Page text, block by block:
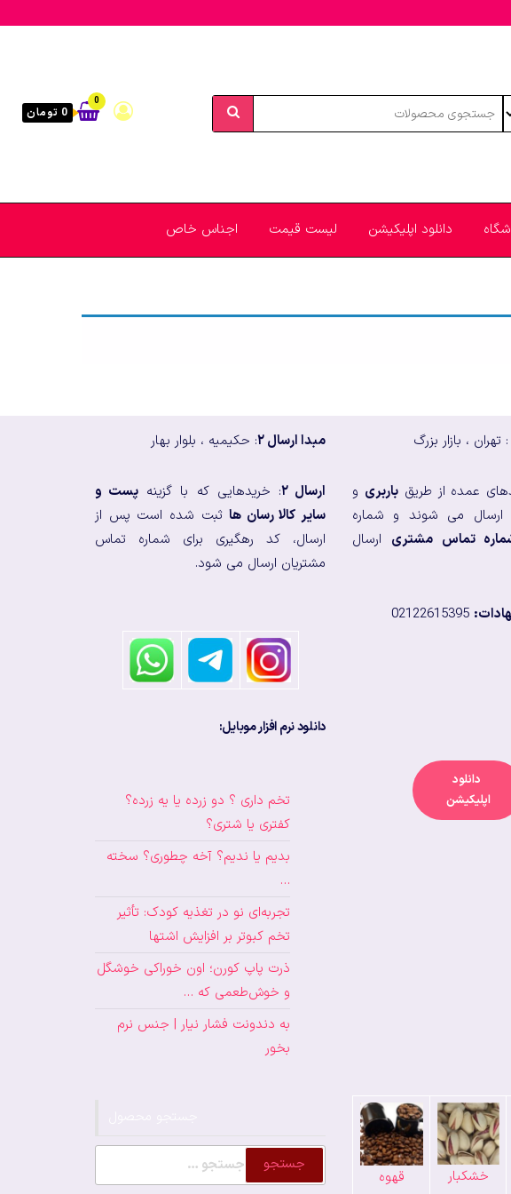
0
0 تومان
دانلود اپلیکیشن لیست قیمت اجناس خاص
: تهران ، بازار بزرگ مبدا ارسال ۲ : حکیمیه ، بلوار بهار
عمده از طریقباربری و
ارسال می شوند و شماره
تماس مشتری ارسال
ارسال ۲ : خریدهایی که با گزینه پست و
سایر کالا رسان هاثبت شده است پس از
ارسال، کد رهگیری برای شماره تماس
مشتریان ارسال می شود.
دانلود نرم افزار موبایل:
دانلود
اپلیکیشن
تخم داری ؟ دو زرده یا یه زرده؟
کفتری یا شتری؟
بدیم یا ندیم؟ آخه چطوری؟ سخته
…
تجربه‌ای نو در تغذیه کودک: تأثیر
تخم کبوتر بر افزایش اشتها
ذرت پاپ کورن؛ اون خوراکی خوشگل
و خوش‌طعمی که …
به دندونت فشار نیار | جنس نرم
بخور
خشکبار قهوه
جستجو
برای: